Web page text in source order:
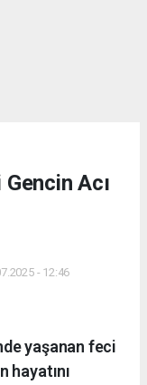
Acı
- 12:46
yaşanan feci
hayatını